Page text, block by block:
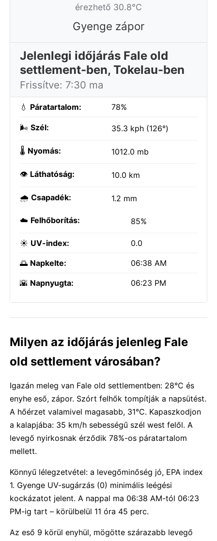
érezhető 30.8°C
Gyenge zápor
Jelenlegi időjárás Fale old
settlement-ben, Tokelau-ben
Frissítve: 7:30 ma
💧 Páratartalom: 78%
🌬️ Szél: 35.3 kph (126°)
🌡️ Nyomás: 1012.0 mb
👁️ Láthatóság: 10.0 km
🌧️ Csapadék: 1.2 mm
☁️ Felhőborítás: 85%
☀️ UV-index: 0.0
🌅 Napkelte: 06:38 AM
🌇 Napnyugta: 06:23 PM
Milyen az időjárás jelenleg Fale
old settlement városában?
Igazán meleg van Fale old settlementben: 28°C és
enyhe eső, zápor. Szórt felhők tompítják a napsütést.
A hőérzet valamivel magasabb, 31°C. Kapaszkodjon
a kalapjába: 35 km/h sebességű szél west felől. A
levegő nyirkosnak érződik 78%-os páratartalom
mellett.
Könnyű lélegzetvétel: a levegőminőség jó, EPA index
1. Gyenge UV-sugárzás (0) minimális leégési
kockázatot jelent. A nappal ma 06:38 AM-tól 06:23
PM-ig tart – körülbelül 11 óra 45 perc.
Az eső 9 körül enyhül, mögötte szárazabb levegő